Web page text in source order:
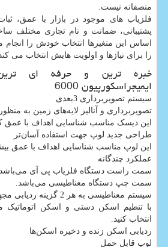
منصفانه نیست.
فلزیاب های موجود در بازار با عمق،
پشتیبانی، ضمانت و نام تجاری مختلف
اساس این متغیرها انتخاب خودش را انجام
را برای نیازها و اولویت هایش انتخاب می کند.
خبره ترین و حرفه ای
ایمیجراسکورپیون 6000
سیستم تصویربرداری 3بعدی
تصویربرداری و آنالیز لایه‌های زمین به
این دیسک مناسب شناسایی اهداف با عمق کمتر از 3 متر
طراحی جدید لوپ جهت استفاده آسان‌تر
این لوپ مناسب شناسایی اهداف با عمق بیشتر از 3 متر
عملکرد چندگانه
سمت راست دستگاه فلزیاب پی آی می‌باشد.
سمت چپ دستگاه مغناطیسی می‌باشد.
سیستم مغناطیسی به هر 2 گزینه ردیابی مجهز شده است.
انتخاب کنید.
ردیابی اسکن زنده و دخیره اسکن‌ها
لوپ قابل حمل